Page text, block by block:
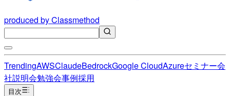
produced by Classmethod
TrendingAWSClaudeBedrockGoogle CloudAzureセミナー会
社説明会勉強会事例採用
目次